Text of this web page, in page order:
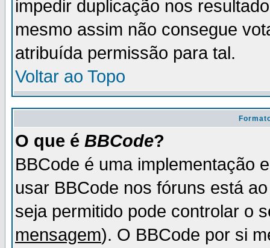
impedir duplicação nos
mesmo assim não consegue
atribuída permissão para tal.
Voltar ao Topo
O que é BBCode?
BBCode é uma implementação
usar BBCode nos fóruns está
seja permitido pode controlar o
mensagem). O BBCode por si